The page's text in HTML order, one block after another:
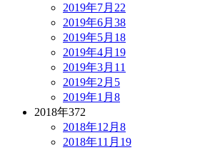
2019年7月 22
2019年6月 38
2019年5月 18
2019年4月 19
2019年3月 11
2019年2月 5
2019年1月 8
2018年372
2018年12月 8
2018年11月 19